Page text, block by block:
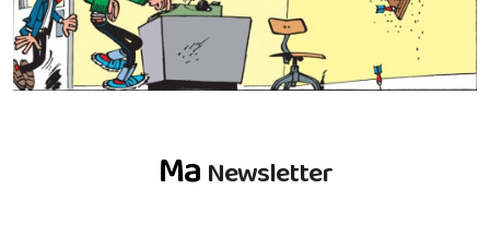
Ma Newsletter